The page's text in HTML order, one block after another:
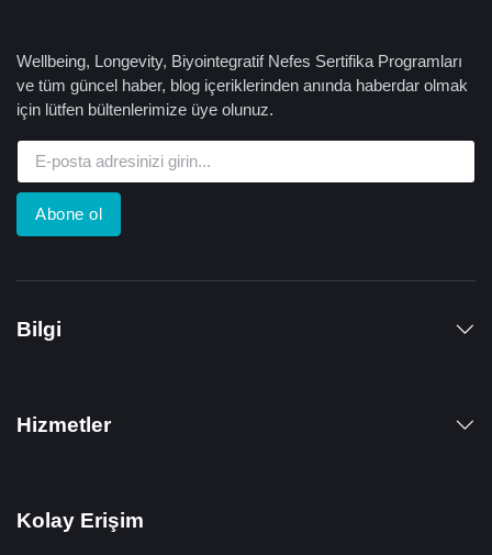
Wellbeing, Longevity, Biyointegratif Nefes Sertifika Programları
ve tüm güncel haber, blog içeriklerinden anında haberdar olmak
için lütfen bültenlerimize üye olunuz.
Abone ol
Bilgi
Hizmetler
Kolay Erişim